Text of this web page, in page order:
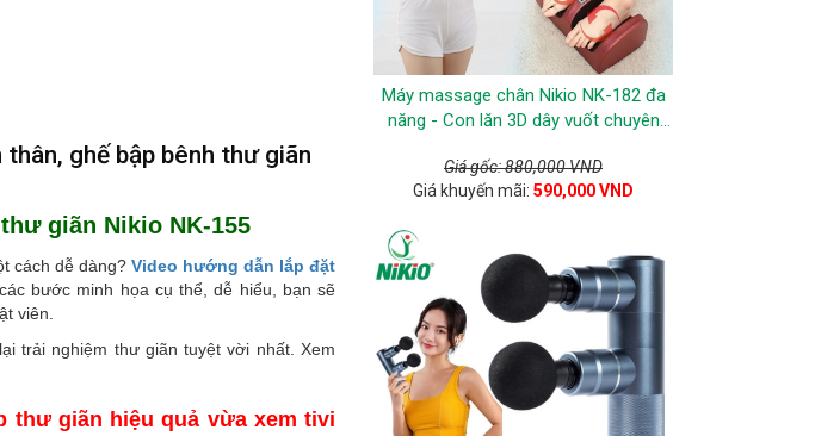
ghế bập bênh thư giãn
giãn Nikio NK-155
cách dễ dàng? Video hướng dẫn lắp đặt
bước minh họa cụ thể, dễ hiểu, bạn sẽ
viên.
trải nghiệm thư giãn tuyệt vời nhất. Xem
thư giãn hiệu quả vừa xem tivi
Máy massage chân Nikio NK-182 đa
năng - Con lăn 3D dây vuốt chuyên
Giá gốc: 880,000 VND
Giá khuyến mãi: 590,000 VND